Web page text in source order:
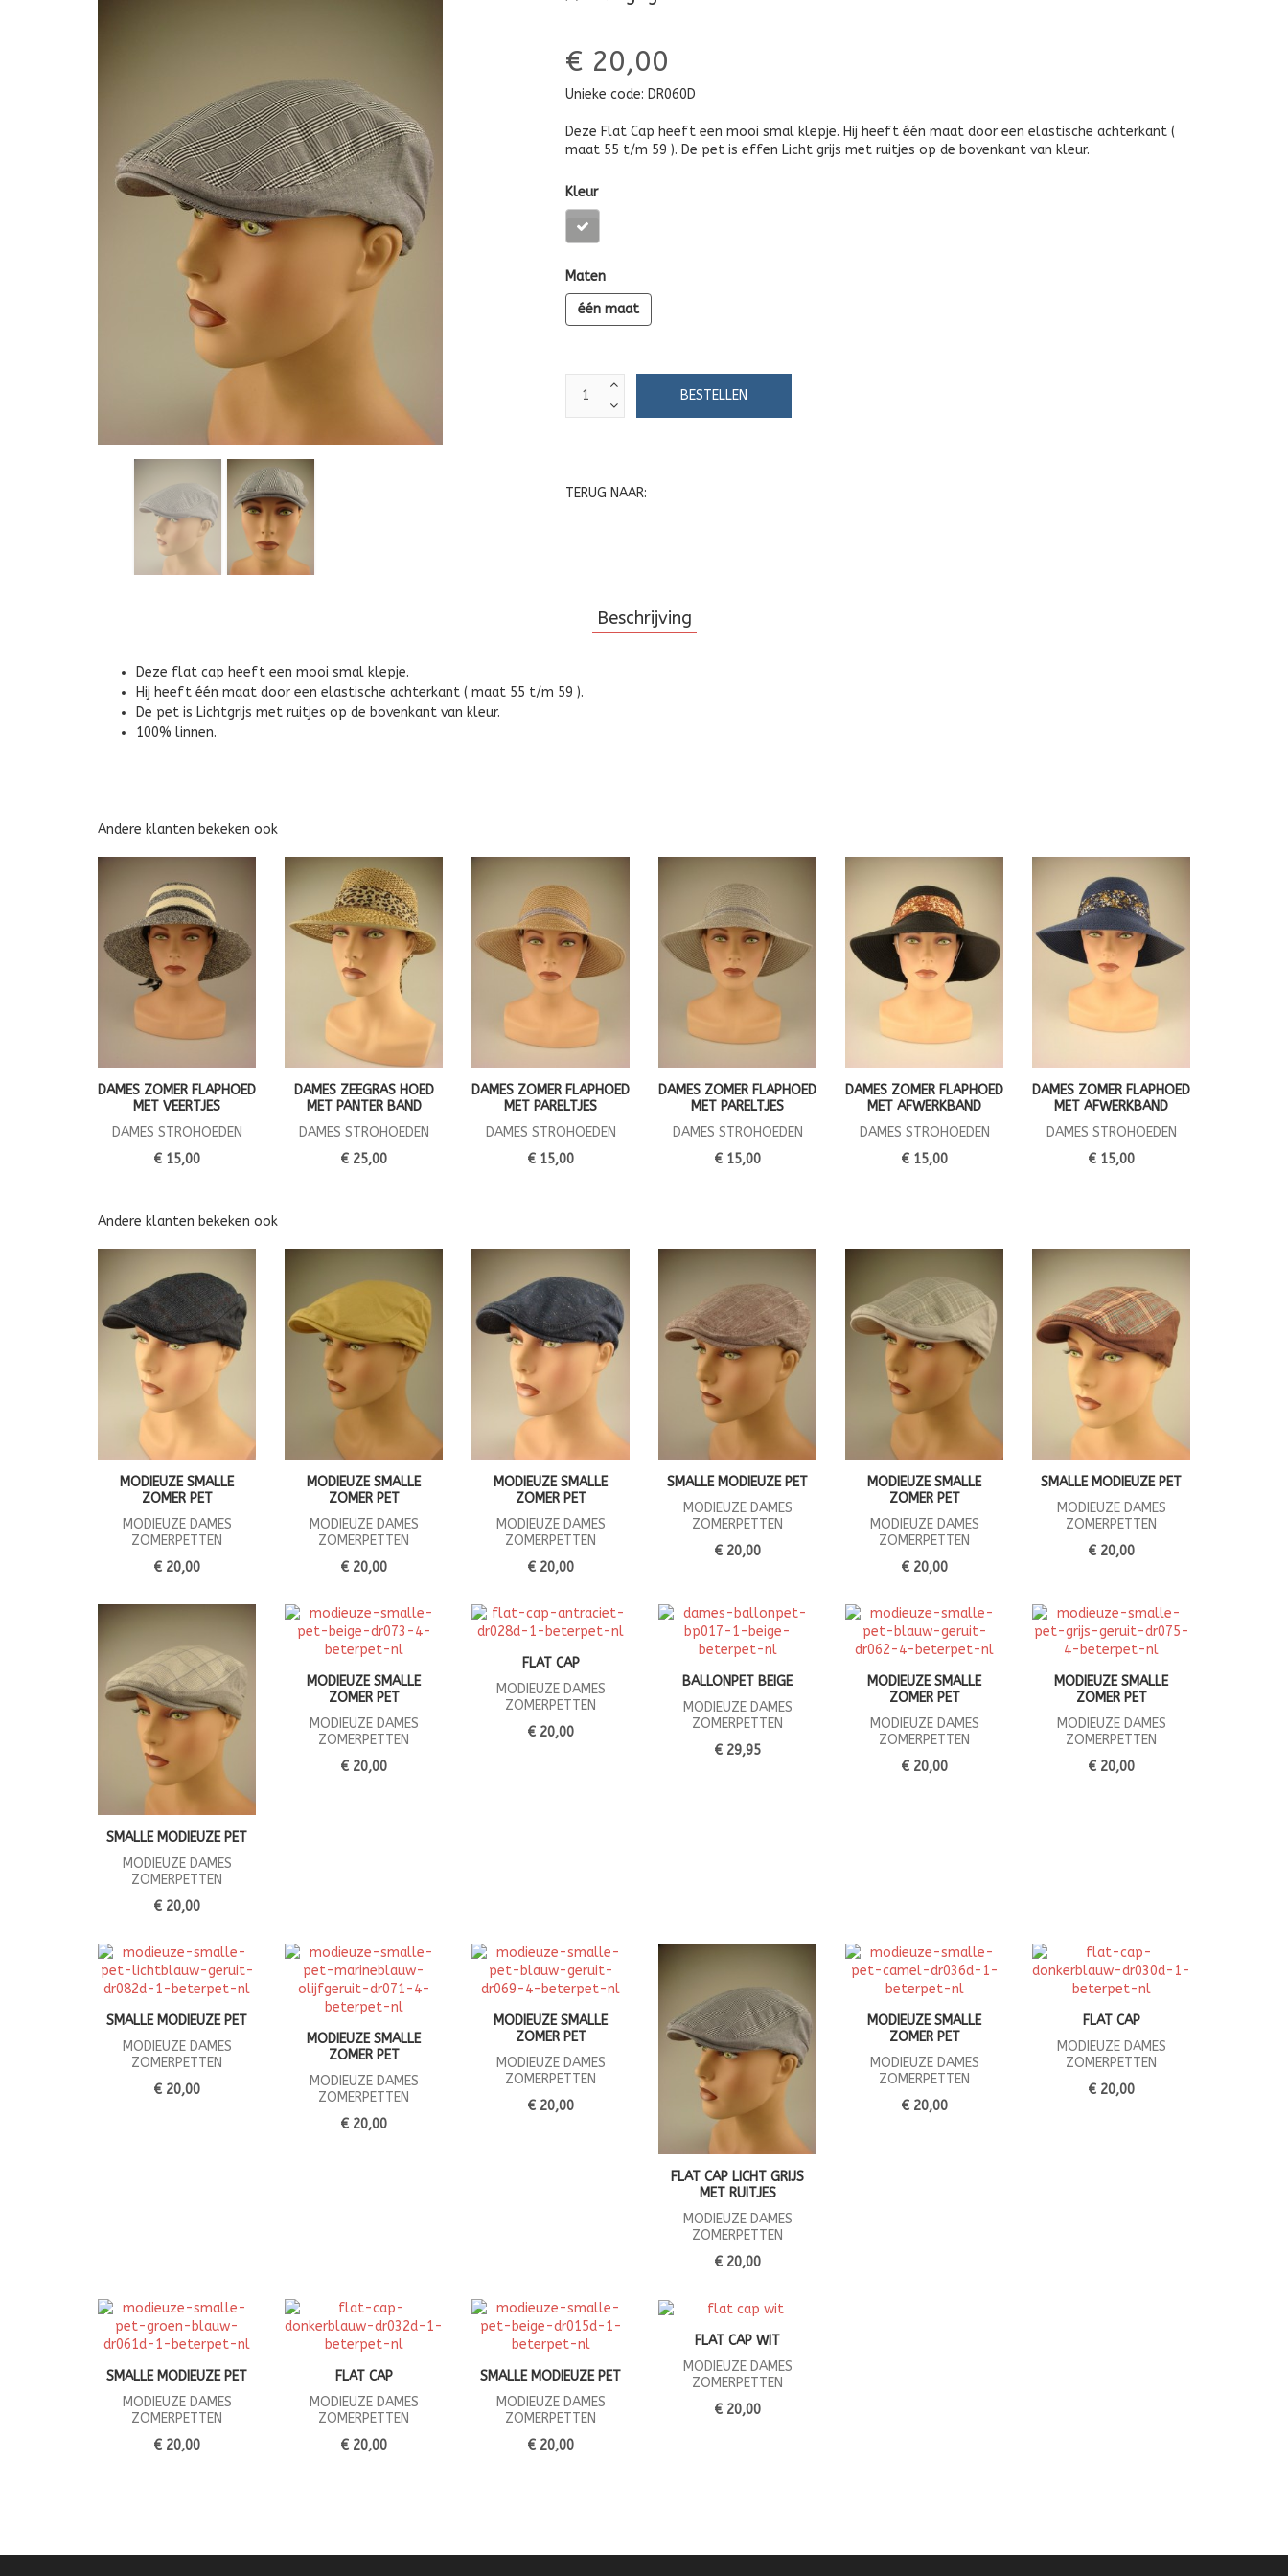
€ 20,00
Unieke code: DR060D
Deze Flat Cap heeft een mooi smal klepje. Hij heeft één maat door een elastische achterkant (
maat 55 t/m 59 ). De pet is effen Licht grijs met ruitjes op de bovenkant van kleur.
Kleur
Maten
één maat
TERUG NAAR:
Beschrijving
Deze flat cap heeft een mooi smal klepje.
Hij heeft één maat door een elastische achterkant ( maat 55 t/m 59 ).
De pet is Lichtgrijs met ruitjes op de bovenkant van kleur.
100% linnen.
Andere klanten bekeken ook
DAMES ZOMER FLAPHOED
MET VEERTJES
DAMES STROHOEDEN
€ 15,00
DAMES ZEEGRAS HOED
MET PANTER BAND
DAMES STROHOEDEN
€ 25,00
DAMES ZOMER FLAPHOED
MET PARELTJES
DAMES STROHOEDEN
€ 15,00
DAMES ZOMER FLAPHOED
MET PARELTJES
DAMES STROHOEDEN
€ 15,00
DAMES ZOMER FLAPHOED
MET AFWERKBAND
DAMES STROHOEDEN
€ 15,00
DAMES ZOMER FLAPHOED
MET AFWERKBAND
DAMES STROHOEDEN
€ 15,00
Andere klanten bekeken ook
MODIEUZE SMALLE
ZOMER PET
MODIEUZE DAMES
ZOMERPETTEN
€ 20,00
MODIEUZE SMALLE
ZOMER PET
MODIEUZE DAMES
ZOMERPETTEN
€ 20,00
MODIEUZE SMALLE
ZOMER PET
MODIEUZE DAMES
ZOMERPETTEN
€ 20,00
SMALLE MODIEUZE PET
MODIEUZE DAMES
ZOMERPETTEN
€ 20,00
MODIEUZE SMALLE
ZOMER PET
MODIEUZE DAMES
ZOMERPETTEN
€ 20,00
SMALLE MODIEUZE PET
MODIEUZE DAMES
ZOMERPETTEN
€ 20,00
SMALLE MODIEUZE PET
MODIEUZE DAMES
ZOMERPETTEN
€ 20,00
MODIEUZE SMALLE
ZOMER PET
MODIEUZE DAMES
ZOMERPETTEN
€ 20,00
FLAT CAP
MODIEUZE DAMES
ZOMERPETTEN
€ 20,00
BALLONPET BEIGE
MODIEUZE DAMES
ZOMERPETTEN
€ 29,95
MODIEUZE SMALLE
ZOMER PET
MODIEUZE DAMES
ZOMERPETTEN
€ 20,00
MODIEUZE SMALLE
ZOMER PET
MODIEUZE DAMES
ZOMERPETTEN
€ 20,00
SMALLE MODIEUZE PET
MODIEUZE DAMES
ZOMERPETTEN
€ 20,00
MODIEUZE SMALLE
ZOMER PET
MODIEUZE DAMES
ZOMERPETTEN
€ 20,00
MODIEUZE SMALLE
ZOMER PET
MODIEUZE DAMES
ZOMERPETTEN
€ 20,00
FLAT CAP LICHT GRIJS
MET RUITJES
MODIEUZE DAMES
ZOMERPETTEN
€ 20,00
MODIEUZE SMALLE
ZOMER PET
MODIEUZE DAMES
ZOMERPETTEN
€ 20,00
FLAT CAP
MODIEUZE DAMES
ZOMERPETTEN
€ 20,00
SMALLE MODIEUZE PET
MODIEUZE DAMES
ZOMERPETTEN
€ 20,00
FLAT CAP
MODIEUZE DAMES
ZOMERPETTEN
€ 20,00
SMALLE MODIEUZE PET
MODIEUZE DAMES
ZOMERPETTEN
€ 20,00
FLAT CAP WIT
MODIEUZE DAMES
ZOMERPETTEN
€ 20,00